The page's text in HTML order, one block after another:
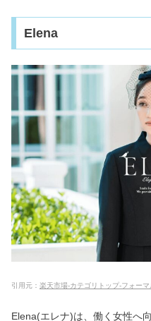
Elena
引用元： 楽天市場-カテゴリトップ-フォー
Elena(エレナ)は、働く女性へ